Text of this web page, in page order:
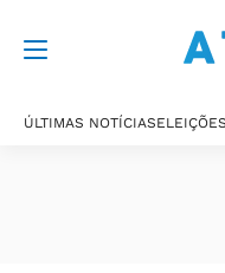
ÚLTIMAS NOTÍCIAS